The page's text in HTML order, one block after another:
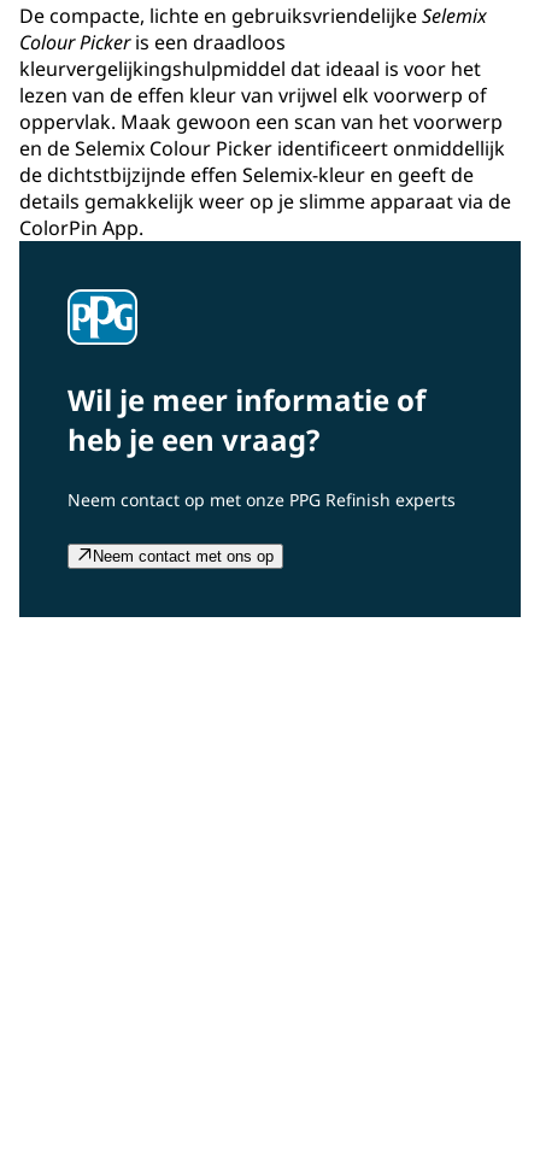
De compacte, lichte en gebruiksvriendelijkeSelemix
Colour Pickeris een draadloos
kleurvergelijkingshulpmiddel dat ideaal is voor het
lezen van de effen kleur van vrijwel elk voorwerp of
oppervlak. Maak gewoon een scan van het voorwerp
en de Selemix Colour Picker identificeert onmiddellijk
de dichtstbijzijnde effen Selemix-kleur en geeft de
details gemakkelijk weer op je slimme apparaat via de
ColorPin App.
Wil je meer informatie of
heb je een vraag?
Neem contact op met onze PPG Refinish experts
Neem contact met ons op